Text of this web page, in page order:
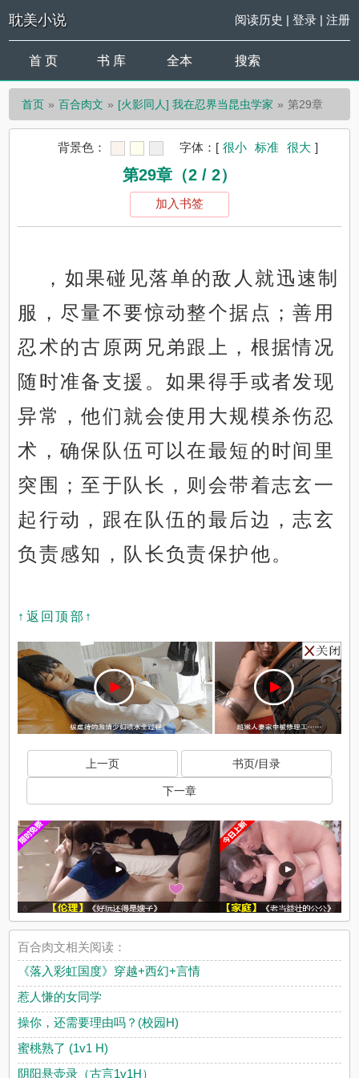
耽美小说 阅读历史 | 登录| 注册
首 页 书 库 全本 搜索
首页 百合肉文 [火影同人] 我在忍界当昆虫学家 第29章
背景色： 字体： [ 很小 标准 很大 ]
第29章（2 / 2）
加入书签
，如果碰见落单的敌人就迅速制
服，尽量不要惊动整个据点；善用
忍术的古原两兄弟跟上，根据情况
随时准备支援。如果得手或者发现
异常，他们就会使用大规模杀伤忍
术，确保队伍可以在最短的时间里
突围；至于队长，则会带着志玄一
起行动，跟在队伍的最后边，志玄
负责感知，队长负责保护他。
↑返回顶部↑
上一页 书页/目录
下一章
百合肉文相关阅读：
《落入彩虹国度》穿越+西幻+言情
惹人慊的女同学
操你，还需要理由吗？(校园H)
蜜桃熟了 (1v1 H)
阴阳悬壶录（古言1v1H）